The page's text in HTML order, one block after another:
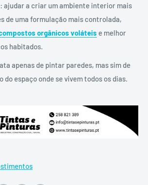
ajudar a criar um ambiente interior mais
de uma formulação mais controlada,
orgânicos voláteis e melhor
habitados.
apenas de pintar paredes, mas sim de
espaço onde se vivem todos os dias.